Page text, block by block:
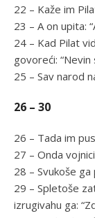
22 – Kaže im
23 – A on upita:
24 – Kad Pilat
govoreći:
25 – Sav narod
26 – 30
26 – Tada im
27 – Onda
28 – Svukoše
29 – Spletoše
izrugivahu ga: